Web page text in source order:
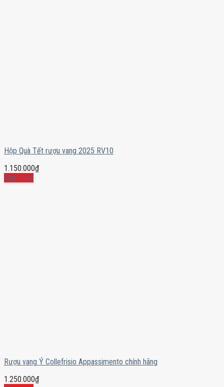
Hộp Quà Tết rượu vang 2025 RV10
1.150.000₫
Mua ngay
Rượu vang Ý Collefrisio Appassimento chính hãng
1.250.000₫